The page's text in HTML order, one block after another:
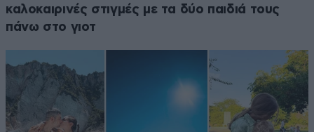
καλοκαιρινές στιγμές με τα δύο παιδιά τους
πάνω στο γιοτ